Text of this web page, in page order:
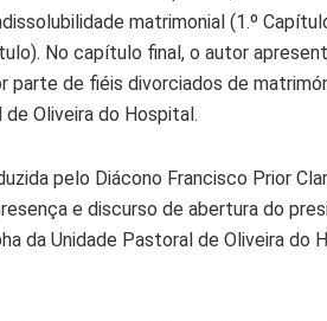
matrimonial (1.º
No capítulo final, o autor
parte de fiéis divorciados de
Oliveira do Hospital.
pelo Diácono Francisco Prior
e discurso de abertura do
da Unidade Pastoral de Oliveira do